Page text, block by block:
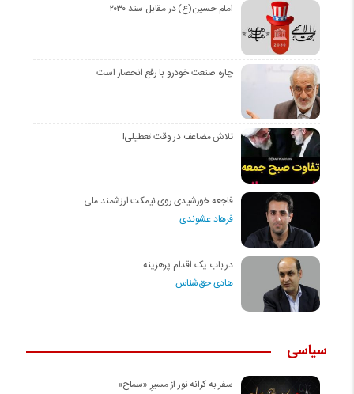
امام حسین(ع) در مقابل سند ۲۰۳۰
چاره صنعت خودرو با رفع انحصار است
تلاش مضاعف در وقت تعطیلی!
فاجعه خورشیدی روی نیمکت ارزشمند ملی
فرهاد عشوندی
در باب یک اقدام پرهزینه
هادی حق‌شناس
سیاسی
سفر به کرانه‌ نور از مسیرِ «سماح»